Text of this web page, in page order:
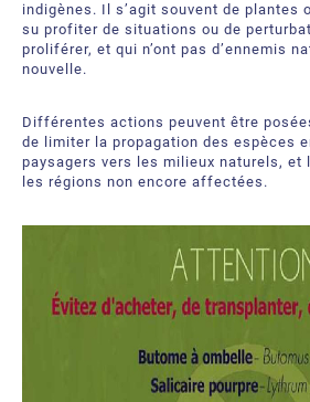
Outils et accessoires
Rideaux de bulles
Contactez-nous
Demandez une soumission
À propos
Certificats et Accréditations
Bureaux et partenaires
Foire aux Questions
Ressources téléchargeables
indigènes. Il s’agit souvent de plantes
su profiter de situations ou de
proliférer, et qui n’ont pas d’ennemis
nouvelle.
Différentes actions peuvent être
de limiter la propagation des espèces
paysagers vers les milieux naturels, et
les régions non encore affectées.